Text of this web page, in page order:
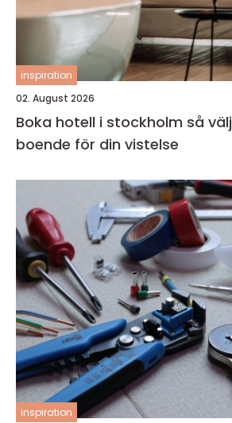
inspiration
02. August 2026
Boka hotell i stockholm så väljer du rätt
boende för din vistelse
inspiration